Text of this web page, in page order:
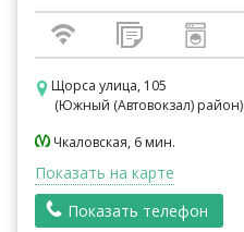
Щорса улица, 105
(Южный (Автовокзал) район)
Чкаловская, 6 мин.
Показать на карте
Показать телефон